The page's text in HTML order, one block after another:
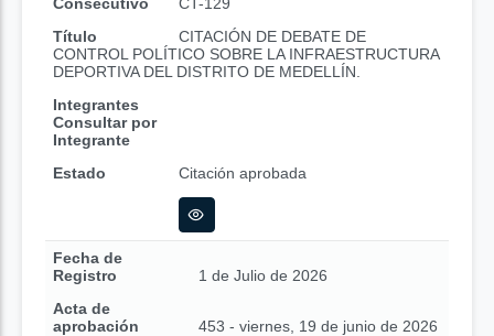
Título
CITACIÓN DE DEBATE DE
CONTROL POLÍTICO SOBRE LA INFRAESTRUCTURA
DEPORTIVA DEL DISTRITO DE MEDELLÍN.
Integrantes
Consultar por
Integrante
Estado
Citación aprobada
Fecha de
Registro
1 de Julio de 2026
Acta de
aprobación
453 - viernes, 19 de junio de 2026